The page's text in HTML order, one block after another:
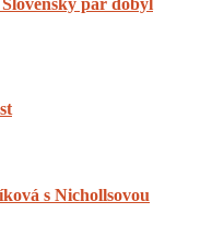
s Nichollsovou